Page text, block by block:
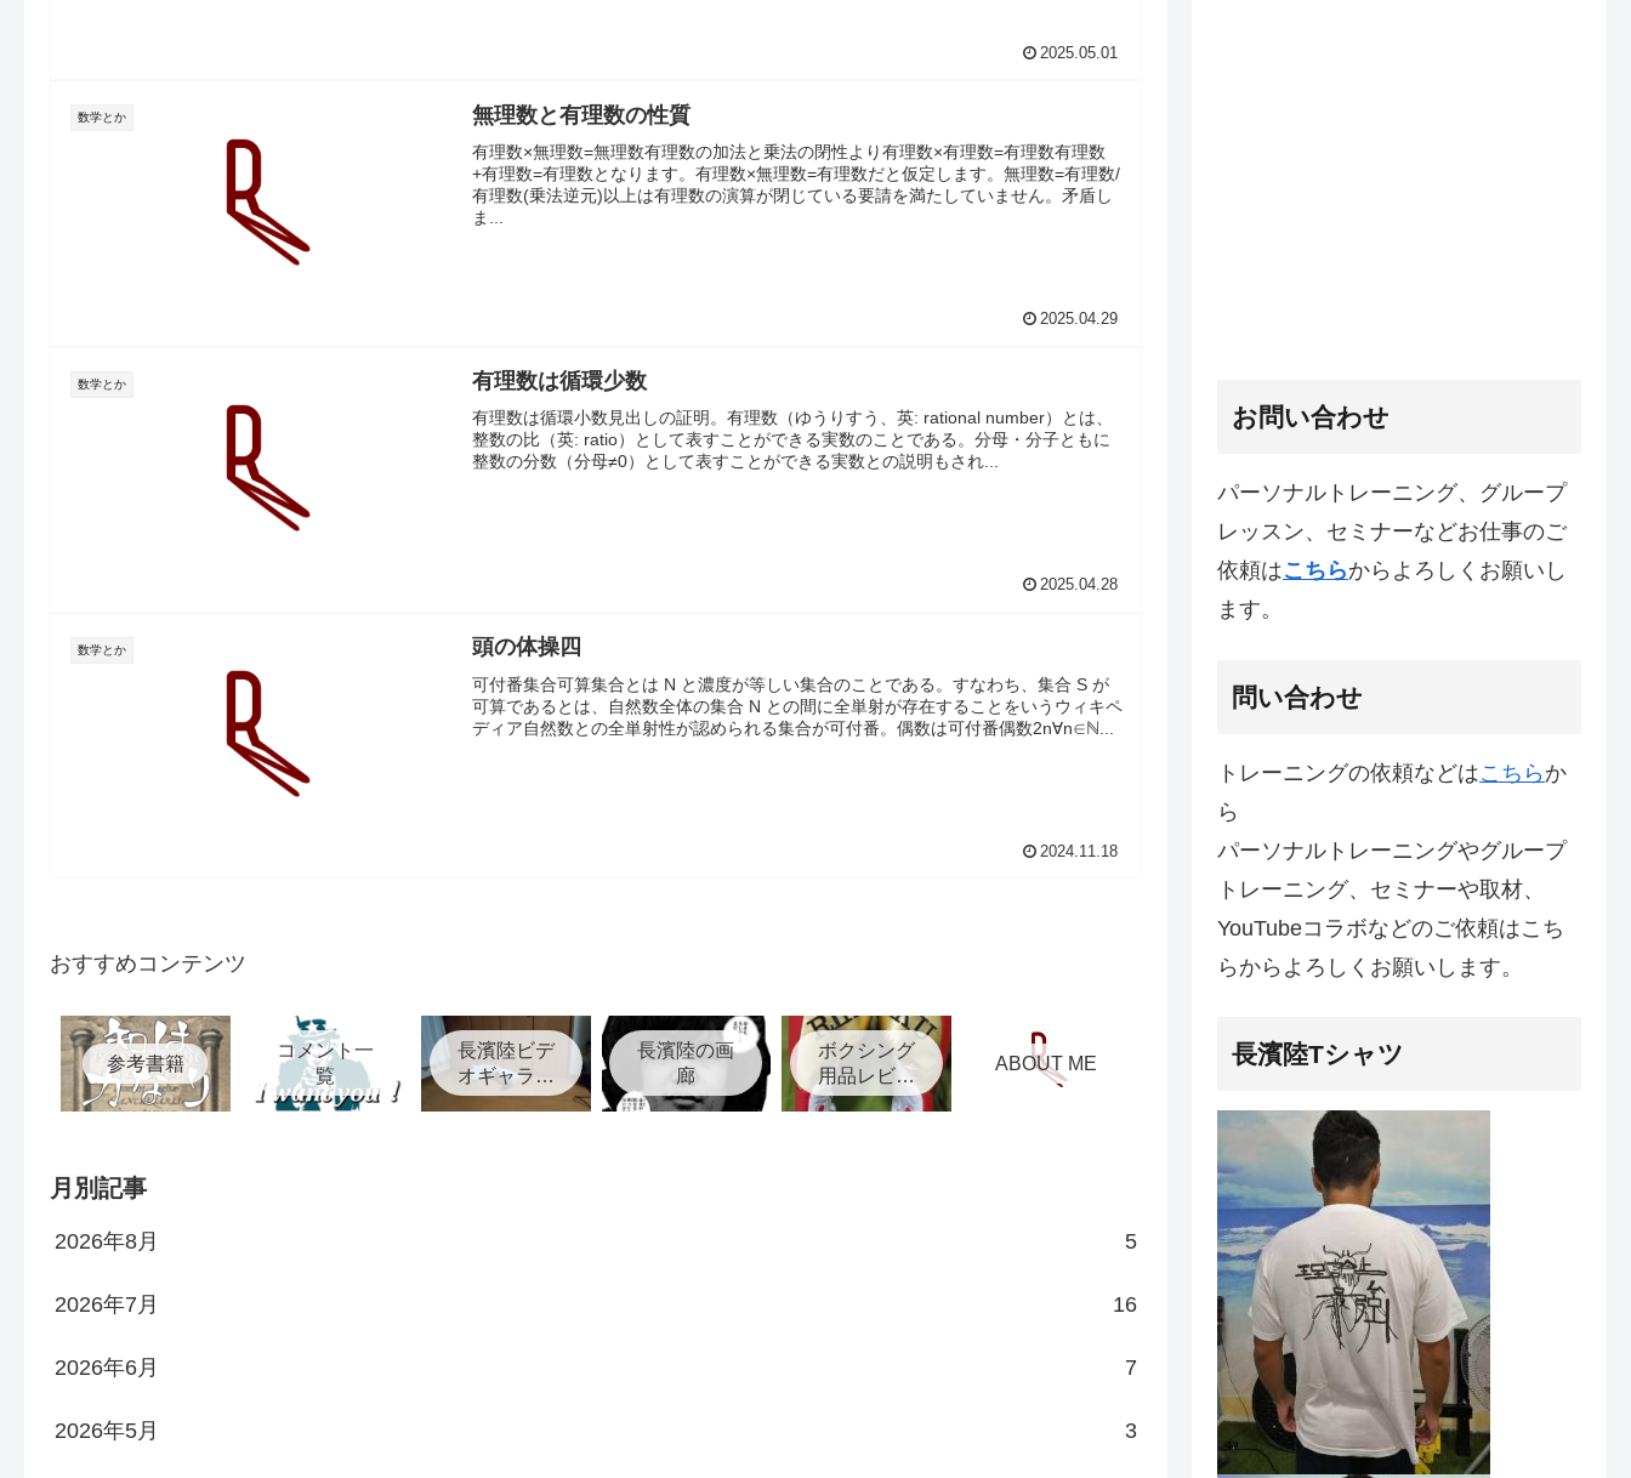
2025.05.01
数学とか 無理数と有理数の性質
有理数×無理数=無理数有理数の加法と乗法の閉性より有理数×有理数=有理数有理数
+有理数=有理数となります。有理数×無理数=有理数だと仮定します。無理数=有理数/
有理数(乗法逆元)以上は有理数の演算が閉じている要請を満たしていません。矛盾し
ま...
2025.04.29
数学とか 有理数は循環少数
有理数は循環小数見出しの証明。有理数（ゆうりすう、英: rational number）とは、
整数の比（英: ratio）として表すことができる実数のことである。分母・分子ともに
整数の分数（分母≠0）として表すことができる実数との説明もされ...
2025.04.28
数学とか 頭の体操四
可付番集合可算集合とは N と濃度が等しい集合のことである。すなわち、集合 S が
可算であるとは、自然数全体の集合 N との間に全単射が存在することをいうウィキペ
ディア自然数との全単射性が認められる集合が可付番。偶数は可付番偶数2n∀n∈ℕ...
2024.11.18
おすすめコンテンツ
参考書籍
コメント一
覧
長濱陸ビデ
オギャラリ
ー
長濱陸の画
廊
ボクシング
用品レビュ
ー
ABOUT ME
月別記事
2026年8月 5
2026年7月 16
2026年6月 7
2026年5月 3
お問い合わせ
パーソナルトレーニング、グループ
レッスン、セミナーなどお仕事のご
依頼はこちらからよろしくお願いし
ます。
問い合わせ
トレーニングの依頼などはこちら か
ら
パーソナルトレーニングやグループ
トレーニング、セミナーや取材、
YouTubeコラボなどのご依頼はこち
らからよろしくお願いします。
長濱陸Tシャツ